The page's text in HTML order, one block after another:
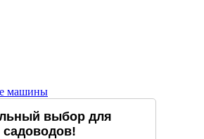
машины
выбор для
садоводов!